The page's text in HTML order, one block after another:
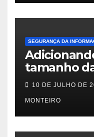
SEGURANÇA DA
tamanho
no PfSense
10 DE JULHO DE
MONTEIRO